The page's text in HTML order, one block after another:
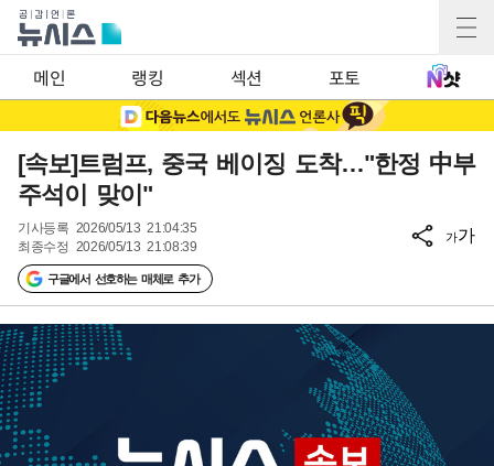
메인 랭킹 섹션 포토
[속보]트럼프, 중국 베이징 도착…"한정 中부
주석이 맞이"
기사등록 2026/05/13 21:04:35
최종수정 2026/05/13 21:08:39
구글에서 선호하는 매체로 추가
가가